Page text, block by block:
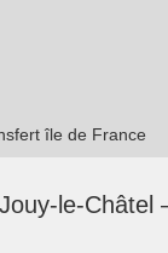
île de France
le-Châtel